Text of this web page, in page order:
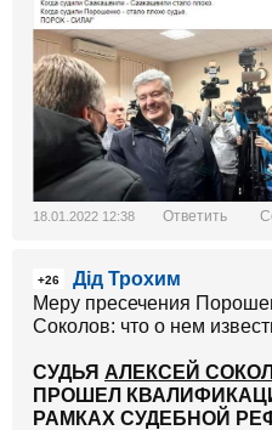
18.01.2022 12:38 Ответить
+26
Дід Трохим
Меру пресечения
Соколов: что о нем
СУДЬЯ АЛЕКСЕЙ
ПРОШЕЛ
РАМКАХ СУДЕБНОЙ